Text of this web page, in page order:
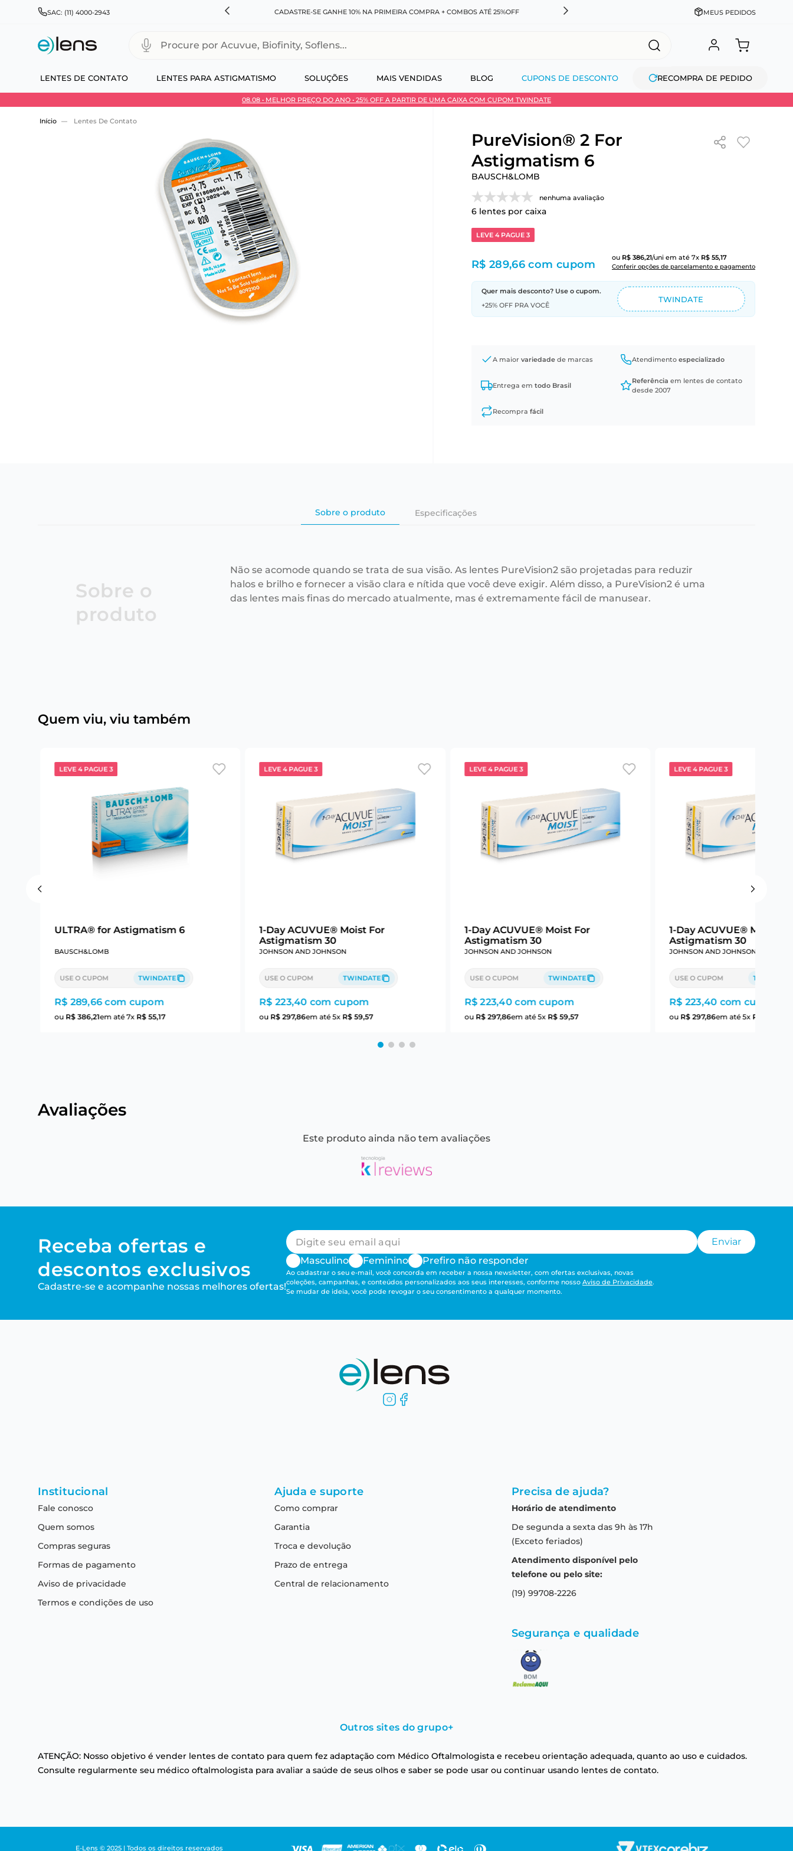
SAC: (11) 4000-2943
PARA TODO BRASIL E EXPRESSO PARA CAPITAIS CADASTRE-SE GANHE 10% NA PRIMEIRA COMPRA + COMBOS ATÉ 25%OFF DESCONTO NO PIX OU À VISTA + PARCELAMENTO EM
MEUS PEDIDOS
LENTES DE CONTATO LENTES PARA ASTIGMATISMO SOLUÇÕES MAIS VENDIDAS BLOG CUPONS DE DESCONTO RECOMPRA DE PEDIDO
Procure por Acuvue, Biofinity, Soflens...
08.08 • MELHOR PREÇO DO ANO • 25% OFF A PARTIR DE UMA CAIXA COM CUPOM TWINDATE
Use 30HOJE e ganhe 30% OFF + economia extra no Pix
Lentes De Contato
PureVision® 2 For
Astigmatism 6
BAUSCH&LOMB
nenhuma avaliação
6lentes por caixa
LEVE 4 PAGUE 3
R$ 289,66 com cupom
ou R$ 386,21/uni em até 7x R$ 55,17
Conferir opções de parcelamento e pagamento
Quer mais desconto? Use o cupom.
+25% OFF PRA VOCÊ
TWINDATE
A maior variedadede marcas Atendimentoespecializado
Entrega em todo Brasil
Referência em lentes de contato
desde 2007
Recompra fácil
Sobre o produto Especificações
Sobre o
produto
Não se acomode quando se trata de sua visão. As lentes PureVision2 são projetadas para reduzir
halos e brilho e fornecer a visão clara e nítida que você deve exigir. Além disso, a PureVision2 é uma
das lentes mais finas do mercado atualmente, mas é extremamente fácil de manusear.
Quem viu, viu também
LEVE 4 PAGUE 3
ULTRA® for Astigmatism 6
BAUSCH&LOMB
USE O CUPOM TWINDATE
R$ 289,66com cupom
ou R$ 386,21em até7x R$ 55,17
LEVE 4 PAGUE 3
1-Day ACUVUE® Moist For
Astigmatism 30
JOHNSON AND JOHNSON
USE O CUPOM TWINDATE
R$ 223,40 com cupom
ou R$ 297,86em até5x R$ 59,57
LEVE 4 PAGUE 3
1-Day ACUVUE® Moist For
Astigmatism 30
JOHNSON AND JOHNSON
USE O CUPOM TWINDATE
R$ 223,40 com cupom
ou R$ 297,86em até5x R$ 59,57
LEVE 4 PAGUE 3
1-Day ACUVUE® Moist
Astigmatism 30
JOHNSON AND JOHNSON
USE O CUPOM TWINDATE
R$ 223,40 com cupom
ou R$ 297,86em até5x R$
Avaliações
Este produto ainda não tem avaliações
Receba ofertas e
descontos exclusivos
Cadastre-se e acompanhe nossas melhores ofertas!
Enviar
Masculino
Feminino Prefiro não responder
Ao cadastrar o seu e-mail, você concorda em receber a nossa newsletter, com ofertas exclusivas, novas
coleções, campanhas, e conteúdos personalizados aos seus interesses, conforme nosso Aviso de Privacidade.
Se mudar de ideia, você pode revogar o seu consentimento a qualquer momento.
Institucional
Fale conosco
Quem somos
Compras seguras
Formas de pagamento
Aviso de privacidade
Termos e condições de uso
Ajuda e suporte
Como comprar
Garantia
Troca e devolução
Prazo de entrega
Central de relacionamento
Precisa de ajuda?
Horário de atendimento
De segunda a sexta das 9h às 17h
(Exceto feriados)
Atendimento disponível pelo
telefone ou pelo site:
(19) 99708-2226
Segurança e qualidade
Outros sites do grupo+
ATENÇÃO: Nosso objetivo é vender lentes de contato para quem fez adaptação com Médico Oftalmologista e recebeu orientação adequada, quanto ao uso e cuidados.
Consulte regularmente seu médico oftalmologista para avaliar a saúde de seus olhos e saber se pode usar ou continuar usando lentes de contato.
E-Lens © 2025 | Todos os direitos reservados